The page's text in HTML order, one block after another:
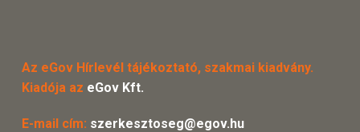
Az eGov Hírlevél tájékoztató, szakmai kiadvány.
Kiadója az eGov Kft.
E-mail cím: szerkesztoseg@egov.hu